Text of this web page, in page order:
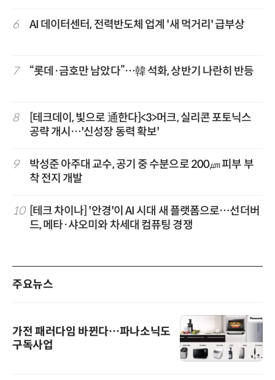
6 AI 데이터센터, 전력반도체 업계 '새 먹거리' 급부상
7 “롯데·금호만 남았다”…韓 석화, 상반기 나란히 반등
8
[테크데이, 빛으로 通한다]<3>머크, 실리콘 포토닉스
공략 개시…'신성장 동력 확보'
9
박성준 아주대 교수, 공기 중 수분으로 200㎛ 피부 부
착 전지 개발
10
[테크 차이나] '안경'이 AI 시대 새 플랫폼으로…선더버
드, 메타·샤오미와 차세대 컴퓨팅 경쟁
주요뉴스
가전 패러다임 바뀐다…파나소닉도
구독사업